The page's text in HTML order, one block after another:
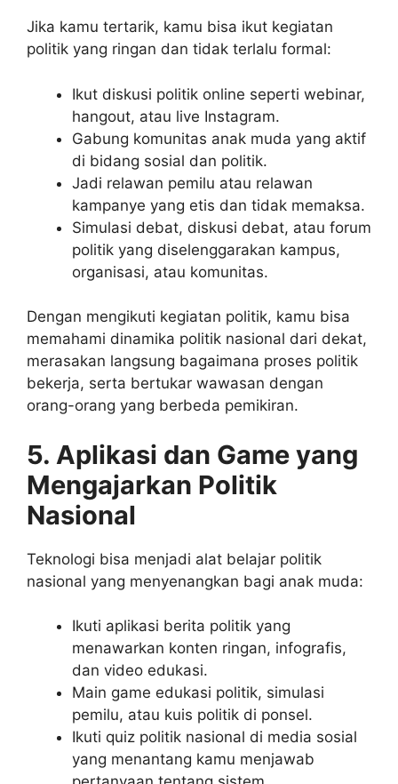
Jika kamu tertarik, kamu bisa ikut kegiatan
politik yang ringan dan tidak terlalu formal:
Ikut diskusi politik online seperti webinar,
hangout, atau live Instagram.
Gabung komunitas anak muda yang aktif
di bidang sosial dan politik.
Jadi relawan pemilu atau relawan
kampanye yang etis dan tidak memaksa.
Simulasi debat, diskusi debat, atau forum
politik yang diselenggarakan kampus,
organisasi, atau komunitas.
Dengan mengikuti kegiatan politik, kamu bisa
memahami dinamika politik nasional dari dekat,
merasakan langsung bagaimana proses politik
bekerja, serta bertukar wawasan dengan
orang-orang yang berbeda pemikiran.
5. Aplikasi dan Game yang
Mengajarkan Politik
Nasional
Teknologi bisa menjadi alat belajar politik
nasional yang menyenangkan bagi anak muda:
Ikuti aplikasi berita politik yang
menawarkan konten ringan, infografis,
dan video edukasi.
Main game edukasi politik, simulasi
pemilu, atau kuis politik di ponsel.
Ikuti quiz politik nasional di media sosial
yang menantang kamu menjawab